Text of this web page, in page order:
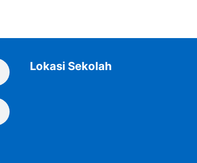
Lokasi Sekolah